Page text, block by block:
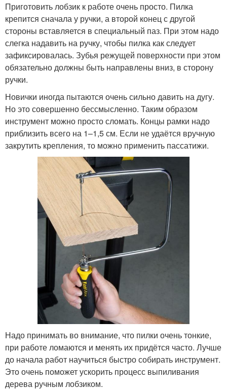
Приготовить лобзик к работе очень просто. Пилка
крепится сначала у ручки, а второй конец с другой
стороны вставляется в специальный паз. При этом надо
слегка надавить на ручку, чтобы пилка как следует
зафиксировалась. Зубья режущей поверхности при этом
обязательно должны быть направлены вниз, в сторону
ручки.
Новички иногда пытаются очень сильно давить на дугу.
Но это совершенно бессмысленно. Таким образом
инструмент можно просто сломать. Концы рамки надо
приблизить всего на 1–1,5 см. Если не удаётся вручную
закрутить крепления, то можно применить пассатижи.
Надо принимать во внимание, что пилки очень тонкие,
при работе ломаются и менять их придётся часто. Лучше
до начала работ научиться быстро собирать инструмент.
Это очень поможет ускорить процесс выпиливания
дерева ручным лобзиком.